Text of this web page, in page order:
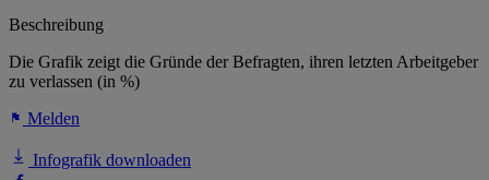
Beschreibung
Die Grafik zeigt die Gründe der Befragten, ihren letzten Arbeitgeber
zu verlassen (in %)
Melden
Infografik downloaden